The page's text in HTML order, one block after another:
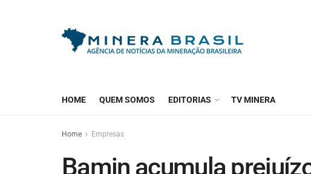
HOME QUEM SOMOS EDITORIAS TV MINERA
Home Empresas
Bamin acumula